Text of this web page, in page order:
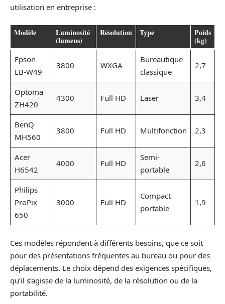
utilisation en entreprise :
Modèle Luminosité
(lumens)
Résolution Type Poids
(kg)
Epson
EB-W49
3800 WXGA
Bureautique
classique
2,7
Optoma
ZH420
4300 Full HD Laser 3,4
BenQ
MH560
3800 Full HD Multifonction 2,3
Acer
H6542
4000 Full HD
Semi-
portable
2,6
Philips
ProPix
650
3000 Full HD
Compact
portable
1,9
Ces modèles répondent à différents besoins, que ce soit
pour des présentations fréquentes au bureau ou pour des
déplacements. Le choix dépend des exigences spécifiques,
qu’il s’agisse de la luminosité, de la résolution ou de la
portabilité.